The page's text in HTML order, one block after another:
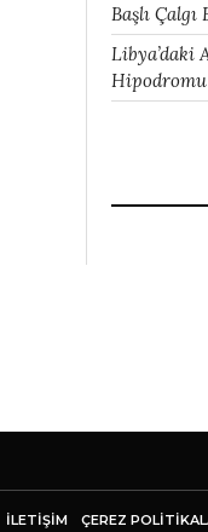
Başlı
Libya’daki
Hipodromu
İLETIŞIM ÇEREZ